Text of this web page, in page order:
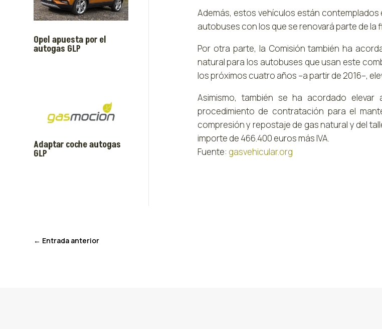
Opel apuesta por el
autogas GLP
Adaptar coche autogas
GLP
Además, estos vehículos están contemplados
autobuses con los que se renovará parte de la
Por otra parte, la Comisión también ha
natural para los autobuses que usan este
los próximos cuatro años –a partir de 2016–,
Asimismo, también se ha acordado
procedimiento de contratación para el
compresión y repostaje de gas natural y del
importe de 466.400 euros más IVA.
Fuente: gasvehicular.org
← Entrada anterior